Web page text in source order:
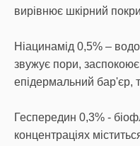
вирівнює шкірний
Ніацинамід 0,5% –
звужує пори,
епідермальний бар'єр,
Геспередин 0,3% -
концентраціях